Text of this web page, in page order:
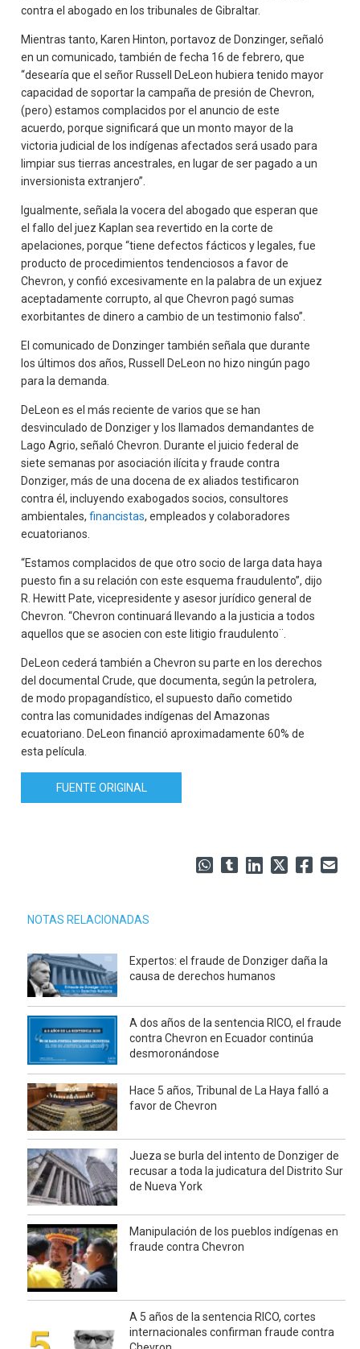
contra el abogado en los tribunales de Gibraltar.
Mientras tanto, Karen Hinton, portavoz de Donzinger, señaló
en un comunicado, también de fecha 16 de febrero, que
“desearía que el señor Russell DeLeon hubiera tenido mayor
capacidad de soportar la campaña de presión de Chevron,
(pero) estamos complacidos por el anuncio de este
acuerdo, porque significará que un monto mayor de la
victoria judicial de los indígenas afectados será usado para
limpiar sus tierras ancestrales, en lugar de ser pagado a un
inversionista extranjero”.
Igualmente, señala la vocera del abogado que esperan que
el fallo del juez Kaplan sea revertido en la corte de
apelaciones, porque “tiene defectos fácticos y legales, fue
producto de procedimientos tendenciosos a favor de
Chevron, y confió excesivamente en la palabra de un exjuez
aceptadamente corrupto, al que Chevron pagó sumas
exorbitantes de dinero a cambio de un testimonio falso”.
El comunicado de Donzinger también señala que durante
los últimos dos años, Russell DeLeon no hizo ningún pago
para la demanda.
DeLeon es el más reciente de varios que se han
desvinculado de Donziger y los llamados demandantes de
Lago Agrio, señaló Chevron. Durante el juicio federal de
siete semanas por asociación ilícita y fraude contra
Donziger, más de una docena de ex aliados testificaron
contra él, incluyendo exabogados socios, consultores
ambientales,financistas, empleados y colaboradores
ecuatorianos.
“Estamos complacidos de que otro socio de larga data haya
puesto fin a su relación con este esquema fraudulento”, dijo
R. Hewitt Pate, vicepresidente y asesor jurídico general de
Chevron. “Chevron continuará llevando a la justicia a todos
aquellos que se asocien con este litigio fraudulento¨.
DeLeon cederá también a Chevron su parte en los derechos
del documental Crude, que documenta, según la petrolera,
de modo propagandístico, el supuesto daño cometido
contra las comunidades indígenas del Amazonas
ecuatoriano. DeLeon financió aproximadamente 60% de
esta película.
FUENTE ORIGINAL
NOTAS RELACIONADAS
Expertos: el fraude de Donziger daña la
causa de derechos humanos
A dos años de la sentencia RICO, el fraude
contra Chevron en Ecuador continúa
desmoronándose
Hace 5 años, Tribunal de La Haya falló a
favor de Chevron
Jueza se burla del intento de Donziger de
recusar a toda la judicatura del Distrito Sur
de Nueva York
Manipulación de los pueblos indígenas en
fraude contra Chevron
A 5 años de la sentencia RICO, cortes
internacionales confirman fraude contra